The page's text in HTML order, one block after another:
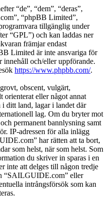
“de”, “dem”, “deras”,
“phpBB Limited”,
tillgänglig under
“GPL”) och kan laddas ner
främjar endast
Limited är inte ansvariga för
och/eller uppförande.
https://www.phpbb.com/.
obscent, vulgärt,
orienterat eller något annat
ditt land, lagar i landet där
lag. Om du bryter mot
permanent bannlysning samt
IP-adressen för alla inlägg
har rätten att ta bort,
som helst, när som helst. Som
du skriver in sparas i en
inte att delges till någon tredje
“SAILGUIDE.com” eller
intrångsförsök som kan